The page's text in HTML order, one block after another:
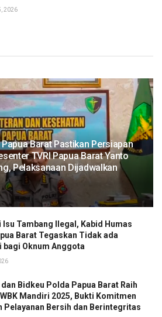
2026
Barat Pastikan Persiapan
TVRI Papua Barat Yanto
Pelaksanaan Dijadwalkan
Isu Tambang Ilegal, Kabid Humas
Barat Tegaskan Tidak ada
bagi Oknum Anggota
Bidkeu Polda Papua Barat Raih
Mandiri 2025, Bukti Komitmen
Pelayanan Bersih dan Berintegritas